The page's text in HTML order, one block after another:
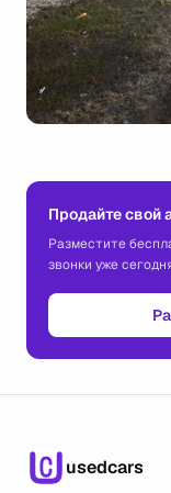
Продайте свой
Разместите
звонки уже
usedcars